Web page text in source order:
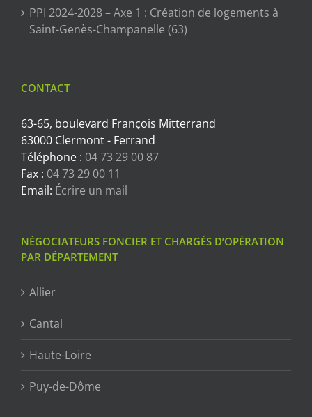
PPI 2024-2028 – Axe 1 : Création de logements à
Saint-Genès-Champanelle (63)
CONTACT
63-65, boulevard François Mitterrand
63000 Clermont - Ferrand
Téléphone : 04 73 29 00 87
Fax : 04 73 29 00 11
Email: Écrire un mail
NÉGOCIATEURS FONCIER ET CHARGÉS D’OPÉRATION
PAR DÉPARTEMENT
Allier
Cantal
Haute-Loire
Puy-de-Dôme